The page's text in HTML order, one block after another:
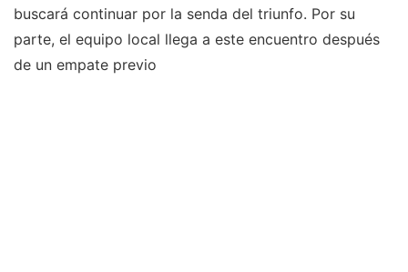
buscará continuar por la senda del triunfo. Por su
parte, el equipo local llega a este encuentro después
de un empate previo